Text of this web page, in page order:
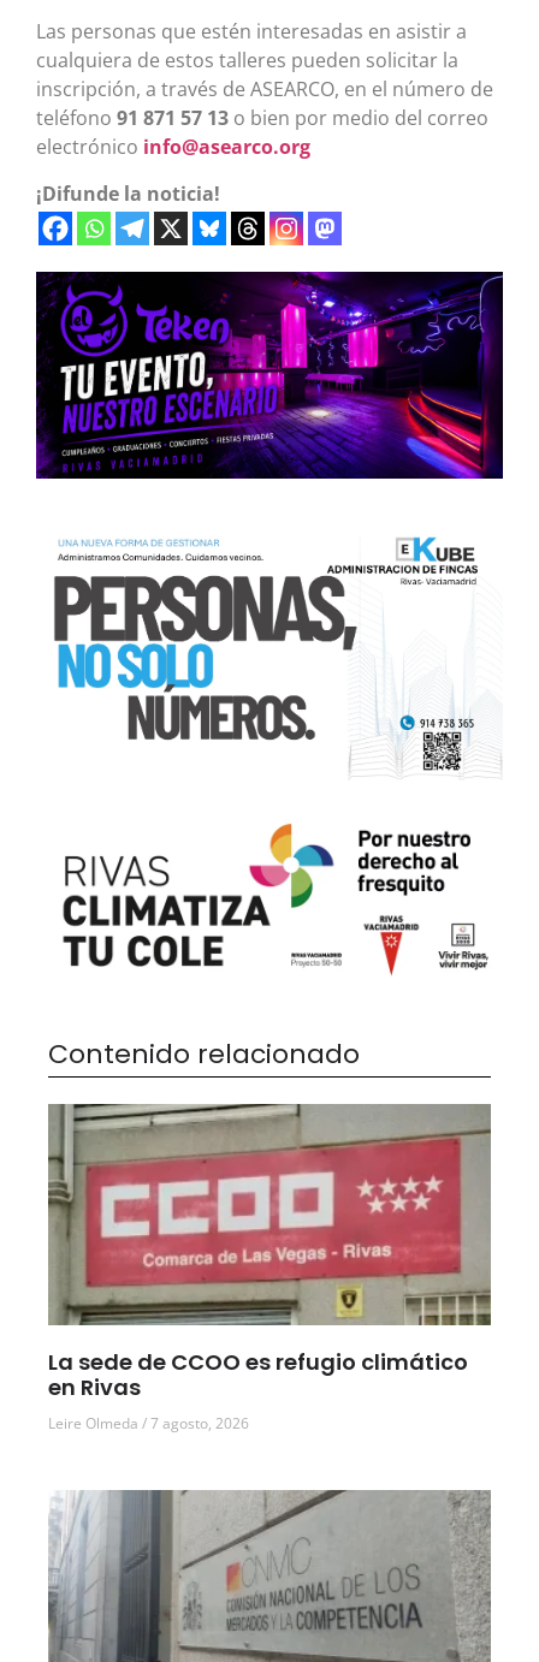
Las personas que estén interesadas en asistir a
cualquiera de estos talleres pueden solicitar la
inscripción, a través de ASEARCO, en el número de
teléfono 91 871 57 13 o bien por medio del correo
electrónico info@asearco.org
¡Difunde la noticia!
Contenido relacionado
La sede de CCOO es refugio climático
en Rivas
Leire Olmeda 7 agosto, 2026